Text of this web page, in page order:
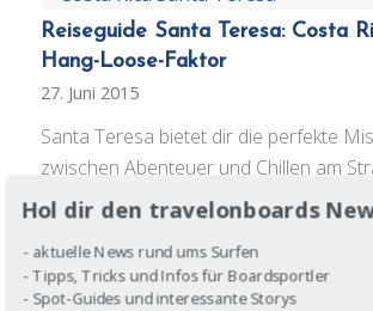
Reiseguide Santa Teresa: Costa
Hang-Loose-Faktor
27. Juni 2015
Santa Teresa bietet dir die perfekte
zwischen Abenteuer und Chillen am
meinem Abhäng-Guide wird Costa
Reise-Guide Bocas del Toro:
Hol dir den travelonboards
- aktuelle News rund ums Surfen
- Tipps, Tricks und Infos für Boardsportler
- Spot-Guides und interessante Storys